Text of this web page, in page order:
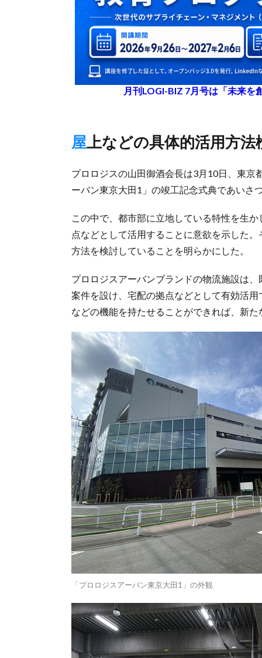
月刊LOGI-BIZ 7月号は「未来を
屋上などの具体的活用方法
プロロジスの山田御酒会長は3月10日、東
ーバン東京大田1」の竣工記念式典であいさ
この中で、都市部に立地している特性を生
点などとして活用することに意欲を示した
方法を検討していることを明らかにした。
プロロジスアーバンブランドの物流施設は
案件を設け、宅配の拠点などとして有効活
などの機能を持たせることができれば、新
「プロロジスアーバン東京大田1」の外観